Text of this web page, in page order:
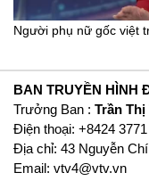
Người phụ nữ gốc việt
BAN TRUYỀN HÌNH
Trưởng Ban : Trần Thị
Ðiện thoại: +8424
Địa chỉ: 43 Nguyễn
Email: vtv4@vtv.vn